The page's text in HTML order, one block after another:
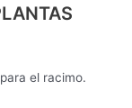
el racimo.